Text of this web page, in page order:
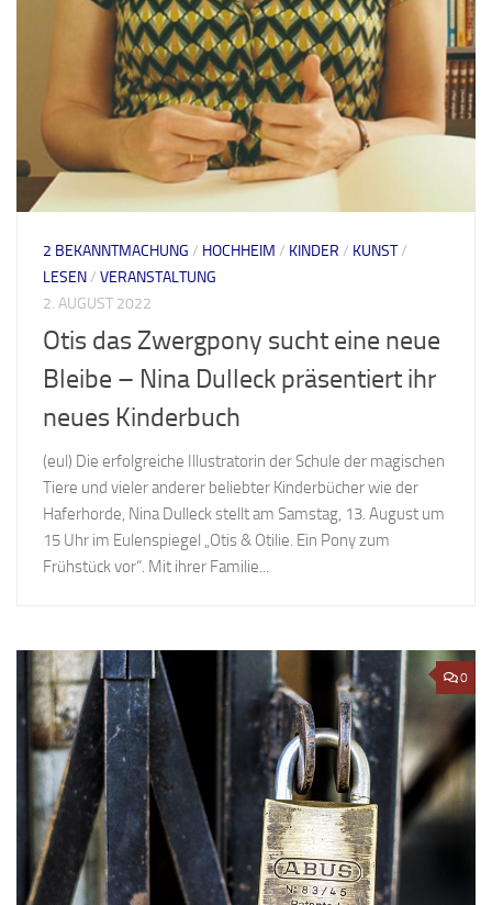
2 BEKANNTMACHUNG / HOCHHEIM / KINDER / KUNST/
LESEN/ VERANSTALTUNG
2. AUGUST 2022
Otis das Zwergpony sucht eine neue
Bleibe – Nina Dulleck präsentiert ihr
neues Kinderbuch
(eul) Die erfolgreiche Illustratorin der Schule der magischen
Tiere und vieler anderer beliebter Kinderbücher wie der
Haferhorde, Nina Dulleck stellt am Samstag, 13. August um
15 Uhr im Eulenspiegel „Otis & Otilie. Ein Pony zum
Frühstück vor“. Mit ihrer Familie...
0